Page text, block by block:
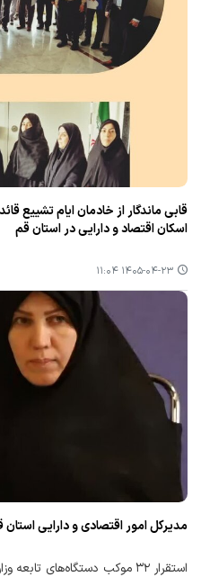
قابی ماندگار از خادمان ایام تشییع
اسکان اقتصاد و دارایی در استان قم
۱۴۰۵-۰۴-۲۳ ۱۱:۰۴
مدیرکل امور اقتصادی و دارایی استان
استقرار ۳۲ موکب دستگاه‌های